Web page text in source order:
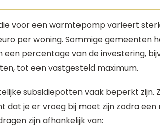
voor een warmtepomp varieert
per woning. Sommige gemeenten
percentage van de investering,
tot een vastgesteld maximum.
subsidiepotten vaak beperkt zijn.
dat je er vroeg bij moet zijn zodra een
zijn afhankelijk van: